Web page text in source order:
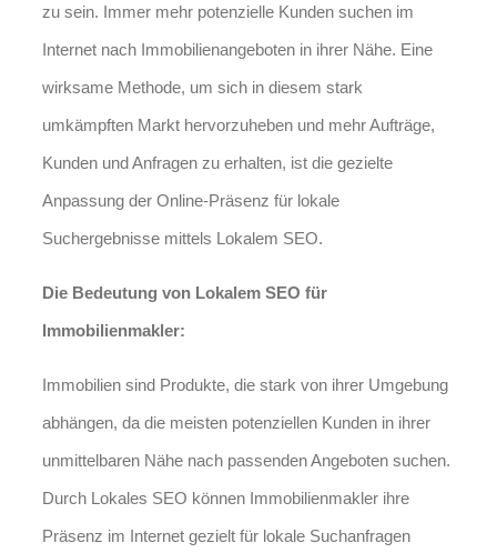
zu sein. Immer mehr potenzielle Kunden suchen im
Internet nach Immobilienangeboten in ihrer Nähe. Eine
wirksame Methode, um sich in diesem stark
umkämpften Markt hervorzuheben und mehr Aufträge,
Kunden und Anfragen zu erhalten, ist die gezielte
Anpassung der Online-Präsenz für lokale
Suchergebnisse mittels Lokalem SEO.
Die Bedeutung von Lokalem SEO für
Immobilienmakler:
Immobilien sind Produkte, die stark von ihrer Umgebung
abhängen, da die meisten potenziellen Kunden in ihrer
unmittelbaren Nähe nach passenden Angeboten suchen.
Durch Lokales SEO können Immobilienmakler ihre
Präsenz im Internet gezielt für lokale Suchanfragen